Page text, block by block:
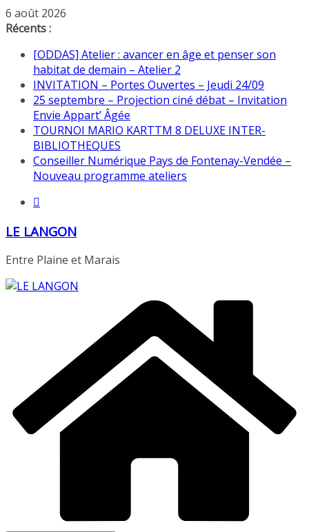
6 août 2026
Récents :
[ODDAS] Atelier : avancer en âge et penser son
habitat de demain – Atelier 2
INVITATION – Portes Ouvertes – Jeudi 24/09
25 septembre – Projection ciné débat – Invitation
Envie Appart’ Âgée
TOURNOI MARIO KARTTM 8 DELUXE INTER-
BIBLIOTHEQUES
Conseiller Numérique Pays de Fontenay-Vendée –
Nouveau programme ateliers
LE LANGON
Entre Plaine et Marais